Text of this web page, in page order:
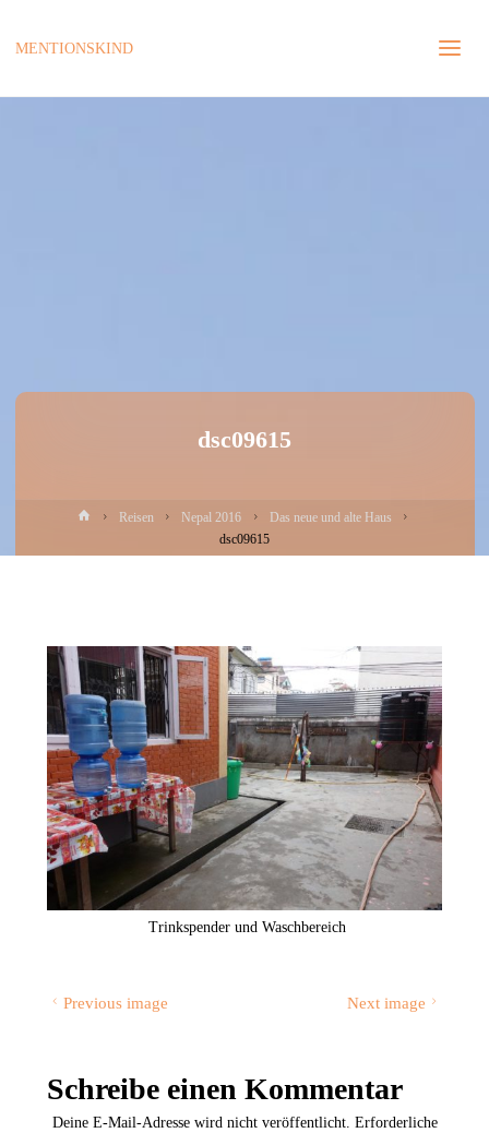
MENTIONSKIND
dsc09615
HomeReisen Nepal 2016
Das neue und alte Haus
dsc09615
Trinkspender und Waschbereich
Previous image Next image
Schreibe einen Kommentar
Deine E-Mail-Adresse wird nicht veröffentlicht. Erforderliche